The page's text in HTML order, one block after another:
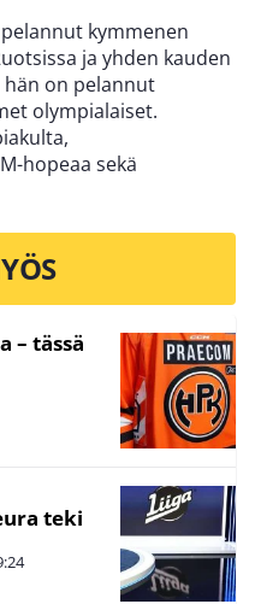
kymmenen
ja yhden kauden
hän on pelannut
olympialaiset.
hopeaa sekä
– tässä
teki